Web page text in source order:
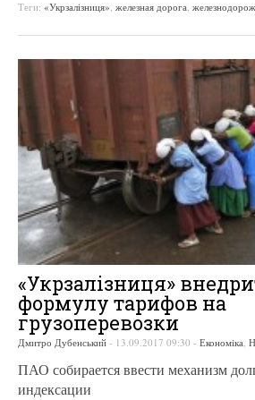
Теги: «Укрзалізниця» железная дорога
«Укрзалiзниця»
формулу тарифов на
грузоперевозки
Дмитро Дубенський - 13.09.2017 09:30 - Економіка,
ПАО собирается ввести механизм
индексации